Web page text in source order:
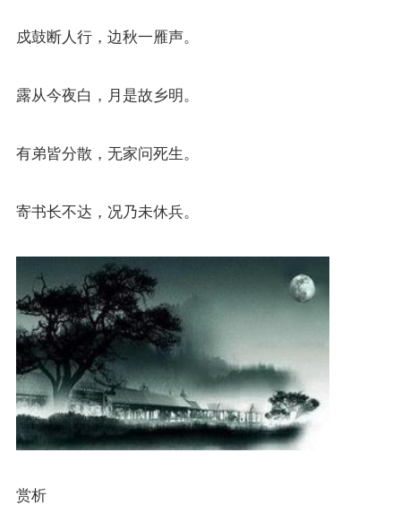
戍鼓断人行，边秋一雁声。
露从今夜白，月是故乡明。
有弟皆分散，无家问死生。
寄书长不达，况乃未休兵。
赏析